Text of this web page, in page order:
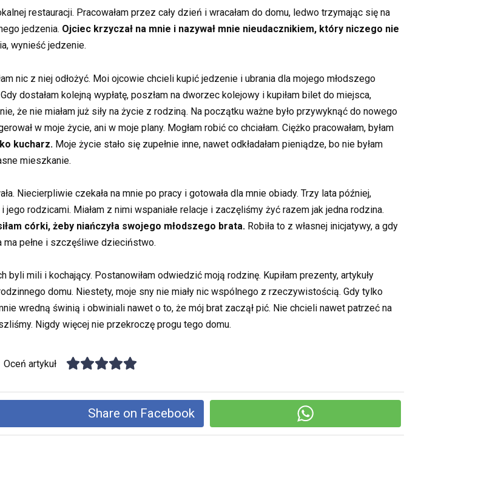
restauracji. Pracowałam przez cały dzień i wracałam do domu, ledwo trzymając się na
jedzenia. Ojciec krzyczał na mnie i nazywał mnie nieudacznikiem, który niczego nie
wynieść jedzenie.
nic z niej odłożyć. Moi ojcowie chcieli kupić jedzenie i ubrania dla mojego młodszego
dostałam kolejną wypłatę, poszłam na dworzec kolejowy i kupiłam bilet do miejsca,
że nie miałam już siły na życie z rodziną. Na początku ważne było przywyknąć do nowego
w moje życie, ani w moje plany. Mogłam robić co chciałam. Ciężko pracowałam, byłam
kucharz. Moje życie stało się zupełnie inne, nawet odkładałam pieniądze, bo nie byłam
mieszkanie.
Niecierpliwie czekała na mnie po pracy i gotowała dla mnie obiady. Trzy lata później,
rodzicami. Miałam z nimi wspaniałe relacje i zaczęliśmy żyć razem jak jedna rodzina.
córki, żeby niańczyła swojego młodszego brata. Robiła to z własnej inicjatywy, a gdy
ma pełne i szczęśliwe dzieciństwo.
byli mili i kochający. Postanowiłam odwiedzić moją rodzinę. Kupiłam prezenty, artykuły
domu. Niestety, moje sny nie miały nic wspólnego z rzeczywistością. Gdy tylko
wredną świnią i obwiniali nawet o to, że mój brat zaczął pić. Nie chcieli nawet patrzeć na
Nigdy więcej nie przekroczę progu tego domu.
Oceń artykuł
Share on Facebook